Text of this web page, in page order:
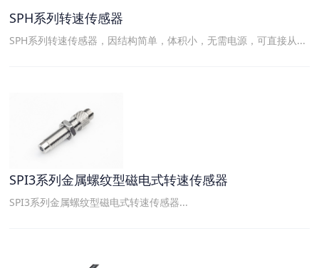
SPH系列转速传感器
SPH系列转速传感器，因结构简单，体积小，无需电源，可直接从...
SPI3系列金属螺纹型磁电式转速传感器
SPI3系列金属螺纹型磁电式转速传感器...